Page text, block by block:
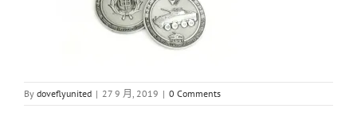
By doveflyunited | 27 9 月, 2019 | 0 Comments